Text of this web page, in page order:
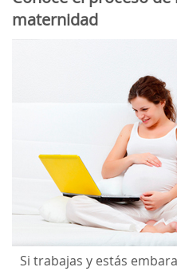
maternidad
Si trabajas y estás